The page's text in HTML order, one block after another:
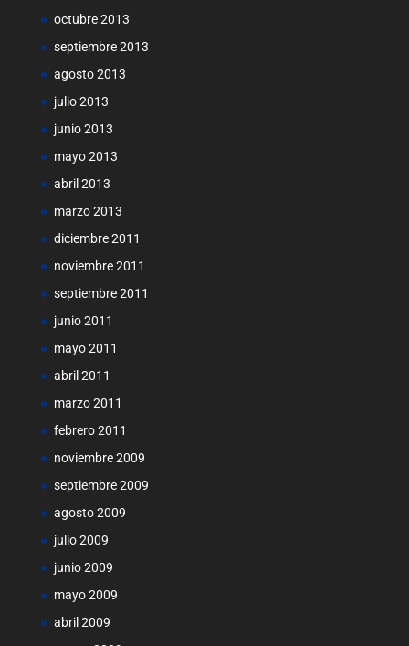
octubre 2013
septiembre 2013
agosto 2013
julio 2013
junio 2013
mayo 2013
abril 2013
marzo 2013
diciembre 2011
noviembre 2011
septiembre 2011
junio 2011
mayo 2011
abril 2011
marzo 2011
febrero 2011
noviembre 2009
septiembre 2009
agosto 2009
julio 2009
junio 2009
mayo 2009
abril 2009